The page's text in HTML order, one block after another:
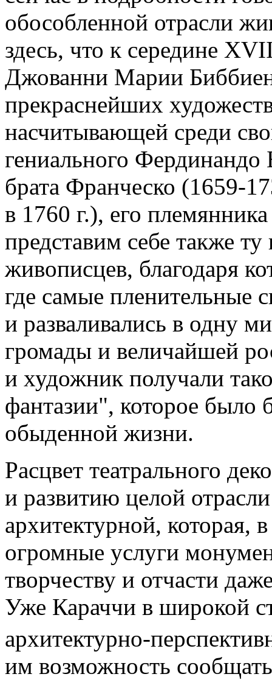
обособленной отрасли
здесь, что к середине
Джованни Марии
прекраснейших
насчитывающей среди
гениального
брата Франческо (1659-
в 1760 г.), его
представим себе также
живописцев, благодаря
где самые пленительные
и разваливались в одну
громады и величайшей
и художник получали
фантазии", которое
обыденной жизни.
Расцвет театрального
и развитию целой
архитектурной, которая,
огромные услуги
творчеству и отчасти
Уже Караччи в широкой
архитектурно-
им возможность